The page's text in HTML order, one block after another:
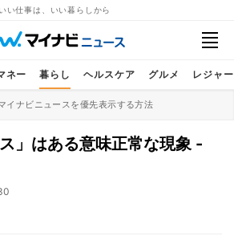
いい仕事は、いい暮らしから
ネー 暮らし ヘルスケア グルメ レジャー
イナビニュースを優先表示する方法
」はある意味正常な現象 -